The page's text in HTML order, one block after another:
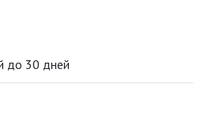
до 30 дней